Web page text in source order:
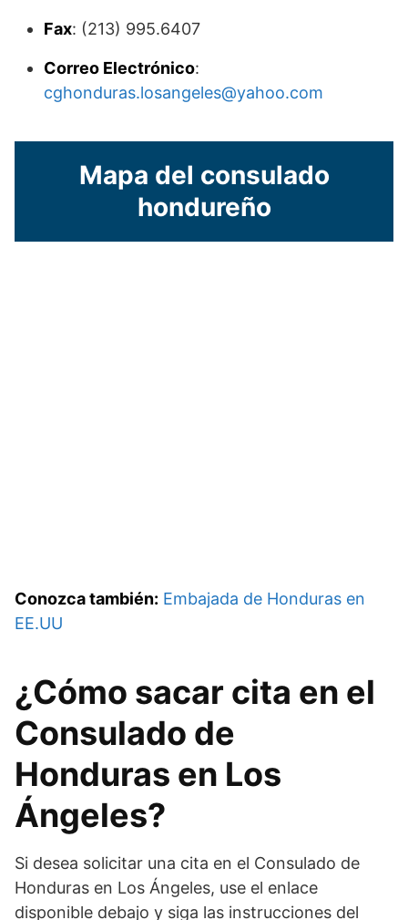
Fax: (213) 995.6407
Correo Electrónico:
cghonduras.losangeles@yahoo.com
Mapa del consulado
hondureño
Conozca también: Embajada de Honduras en
EE.UU
¿Cómo sacar cita en el
Consulado de
Honduras en Los
Ángeles?
Si desea solicitar una cita en el Consulado de
Honduras en Los Ángeles, use el enlace
disponible debajo y siga las instrucciones del